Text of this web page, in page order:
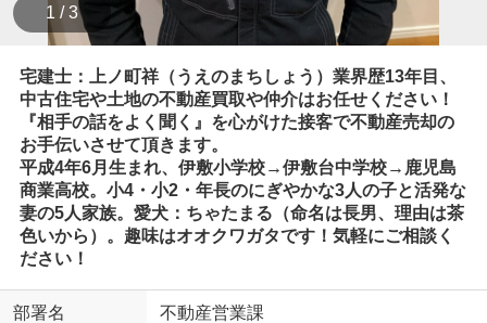
1 / 3
宅建士：上ノ町祥（うえのまちしょう）業界歴13年目、
中古住宅や土地の不動産買取や仲介はお任せください！
『相手の話をよく聞く』を心がけた接客で不動産売却の
お手伝いさせて頂きます。
平成4年6月生まれ、伊敷小学校→伊敷台中学校→鹿児島
商業高校。小4・小2・年長のにぎやかな3人の子と活発な
妻の5人家族。愛犬：ちゃたまる（命名は長男、理由は茶
色いから）。趣味はオオクワガタです！気軽にご相談く
ださい！
部署名 不動産営業課